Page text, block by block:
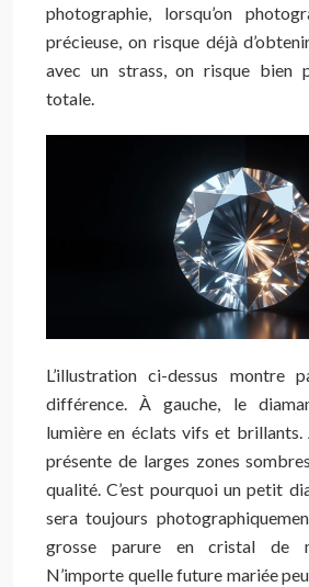
photographie, lorsqu’on
précieuse, on risque déjà
avec un strass, on risque bien
totale.
L’illustration ci-dessus montre
différence. À gauche, le
lumière en éclats vifs et brillants.
présente de larges zones
qualité. C’est pourquoi un petit
sera toujours
grosse parure en cristal de
N’importe quelle future mariée